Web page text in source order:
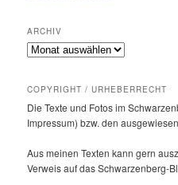
ARCHIV
Archiv
COPYRIGHT / URHEBERRECHT
Die Texte und Fotos im
Impressum) bzw. den
Aus meinen Texten kann gern
Verweis auf das Schwarzenberg-